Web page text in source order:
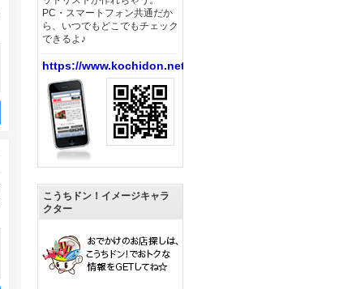
PC・スマートフォン共通だか
ら、いつでもどこでもチェック
できるよ♪
https://www.kochidon.net/
こうちドン！イメージキャラ
クター